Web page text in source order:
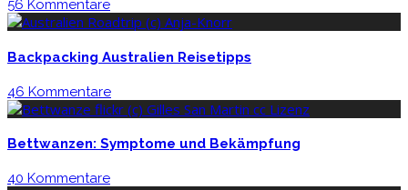
56 Kommentare
Backpacking Australien Reisetipps
46 Kommentare
Bettwanzen: Symptome und Bekämpfung
40 Kommentare